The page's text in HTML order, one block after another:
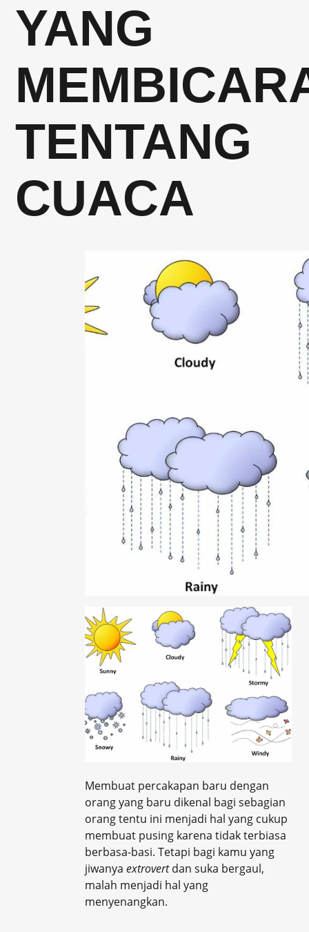
YANG
TENTANG
CUACA
Membuat percakapan baru dengan
orang yang baru dikenal bagi sebagian
orang tentu ini menjadi hal yang cukup
membuat pusing karena tidak terbiasa
berbasa-basi. Tetapi bagi kamu yang
jiwanyaextrovertdan suka bergaul,
malah menjadi hal yang
menyenangkan.